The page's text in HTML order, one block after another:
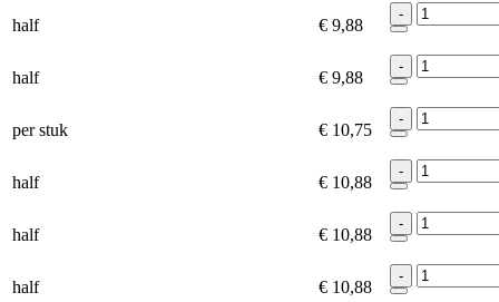
half € 9,88
-
half € 9,88
-
per stuk € 10,75
-
half € 10,88
-
half € 10,88
-
half € 10,88
-